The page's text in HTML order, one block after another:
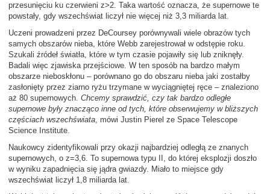
przesunięciu ku czerwieni z>2. Taka wartość oznacza, że supernowe te
powstały, gdy wszechświat liczył nie więcej niż 3,3 miliarda lat.
Uczeni prowadzeni przez DeCoursey porównywali wiele obrazów tych
samych obszarów nieba, które Webb zarejestrował w odstępie roku.
Szukali źródeł światła, które w tym czasie pojawiły się lub zniknęły.
Badali więc zjawiska przejściowe. W ten sposób na bardzo małym
obszarze nieboskłonu – porównano go do obszaru nieba jaki zostałby
zasłonięty przez ziarno ryżu trzymane w wyciągniętej ręce – znaleziono
aż 80 supernowych. Chcemy sprawdzić, czy tak bardzo odległe
supernowe były znacząco inne od tych, które obserwujemy w bliższych
częściach wszechświata, mówi Justin Pierel ze Space Telescope
Science Institute.
Naukowcy zidentyfikowali przy okazji najbardziej odległą ze znanych
supernowych, o z=3,6. To supernowa typu II, do której eksplozji doszło
w wyniku zapadnięcia się jądra gwiazdy. Miało to miejsce gdy
wszechświat liczył 1,8 miliarda lat.